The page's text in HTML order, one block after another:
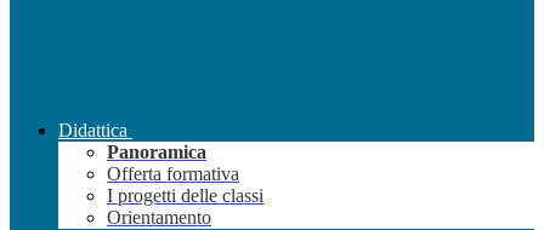
Didattica
Panoramica
Offerta formativa
I progetti delle classi
Orientamento